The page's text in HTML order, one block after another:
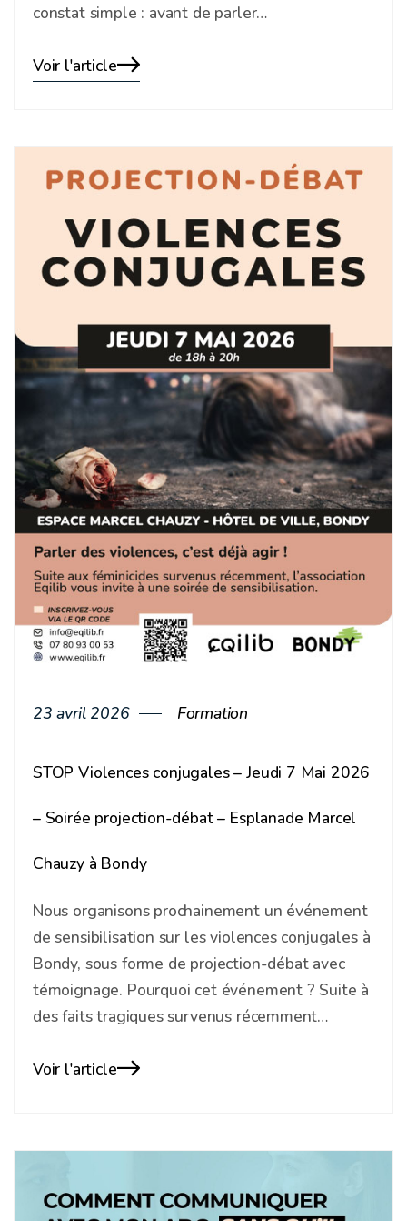
constat simple : avant de parler…
Blog
button
Voir l'article
23 avril 2026 Formation
STOP Violences conjugales – Jeudi 7 Mai 2026
– Soirée projection-débat – Esplanade Marcel
Chauzy à Bondy
Nous organisons prochainement un événement
de sensibilisation sur les violences conjugales à
Bondy, sous forme de projection-débat avec
témoignage. Pourquoi cet événement ? Suite à
des faits tragiques survenus récemment…
Blog
button
Voir l'article